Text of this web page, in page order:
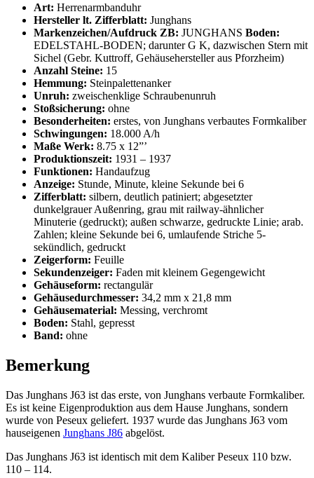
Art: Herrenarmbanduhr
Hersteller lt. Zifferblatt: Junghans
Markenzeichen/Aufdruck ZB: JUNGHANS Boden:
EDELSTAHL-BODEN; darunter G K, dazwischen Stern mit
Sichel (Gebr. Kuttroff, Gehäusehersteller aus Pforzheim)
Anzahl Steine: 15
Hemmung: Steinpalettenanker
Unruh: zweischenklige Schraubenunruh
Stoßsicherung: ohne
Besonderheiten: erstes, von Junghans verbautes Formkaliber
Schwingungen: 18.000 A/h
Maße Werk: 8.75 x 12”’
Produktionszeit: 1931 – 1937
Funktionen: Handaufzug
Anzeige: Stunde, Minute, kleine Sekunde bei 6
Zifferblatt: silbern, deutlich patiniert; abgesetzter
dunkelgrauer Außenring, grau mit railway-ähnlicher
Minuterie (gedruckt); außen schwarze, gedruckte Linie; arab.
Zahlen; kleine Sekunde bei 6, umlaufende Striche 5-
sekündlich, gedruckt
Zeigerform: Feuille
Sekundenzeiger: Faden mit kleinem Gegengewicht
Gehäuseform: rectangulär
Gehäusedurchmesser: 34,2 mm x 21,8 mm
Gehäusematerial: Messing, verchromt
Boden: Stahl, gepresst
Band: ohne
Bemerkung
Das Junghans J63 ist das erste, von Junghans verbaute Formkaliber.
Es ist keine Eigenproduktion aus dem Hause Junghans, sondern
wurde von Peseux geliefert. 1937 wurde das Junghans J63 vom
hauseigenen Junghans J86 abgelöst.
Das Junghans J63 ist identisch mit dem Kaliber Peseux 110 bzw.
110 – 114.